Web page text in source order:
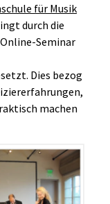
für Musik
durch die
Seminar
Dies bezog
machen